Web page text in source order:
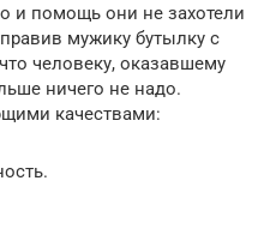
и помощь они не захотели
мужику бутылку с
человеку, оказавшему
ничего не надо.
качествами: